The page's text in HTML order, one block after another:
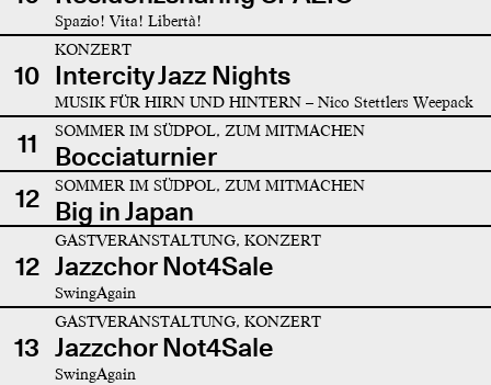
Spazio! Vita! Libertà!
10
KONZERT
Intercity Jazz Nights
MUSIK FÜR HIRN UND HINTERN – Nico Stettlers Weepack
11 SOMMER IM SÜDPOL, ZUM MITMACHEN
Bocciaturnier
12
SOMMER IM SÜDPOL, ZUM MITMACHEN
Big in Japan
12
GASTVERANSTALTUNG, KONZERT
Jazzchor Not4Sale
SwingAgain
13
GASTVERANSTALTUNG, KONZERT
Jazzchor Not4Sale
SwingAgain